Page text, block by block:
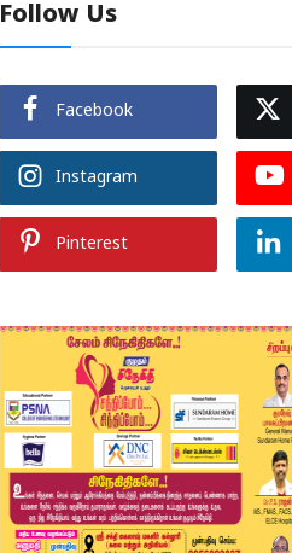
Follow Us
Facebook
Instagram
Pinterest